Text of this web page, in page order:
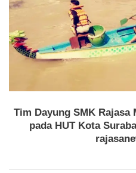
Tim Dayung SMK
pada HUT Kota